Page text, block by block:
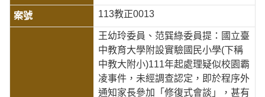
113教正0013
王幼玲委員、范巽綠委員提：國立臺
中教育大學附設實驗國民小學(下稱
中教大附小)111年起處理疑似校園霸
凌事件，未經調查認定，即於程序外
通知家長參加「修復式會談」，甚有